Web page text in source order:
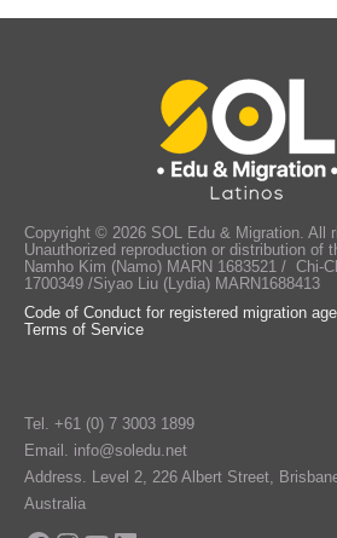
Copyright © 2026 SOL Edu & Migration. All
Unauthorized reproduction or distribution of
Namho Kim (Namo) MARN 1683521 / Chi-
1700349 /Siyao Liu (Lydia) MARN1688413
Code of Conduct for registered migration
Terms of Service
Tel. +61 (0) 7 3003 1899
Email. info@soledu.net
Address. Level 2, 226 Albert Street,
Australia